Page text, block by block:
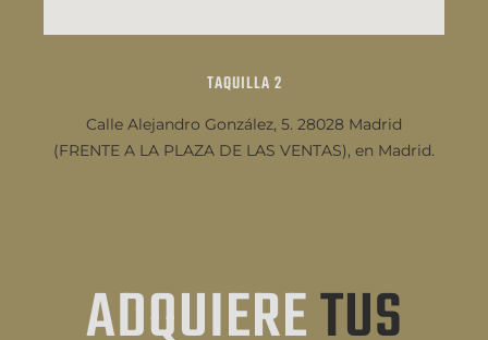
TAQUILLA 2
Calle Alejandro González, 5. 28028 Madrid
(FRENTE A LA PLAZA DE LAS VENTAS), en Madrid.
ADQUIERETUS